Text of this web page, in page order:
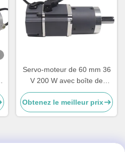
Servo-moteur de 60 mm 36
V 200 W avec boîte de
vitesses planétaire à
l'épreuve des explosions de
5,5 A pour les portes de
Obtenez le meilleur prix